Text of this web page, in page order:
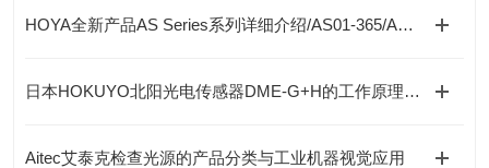
HOYA全新产品AS Series系列详细介绍/AS01-365/AS01-385/AS01-405
日本HOKUYO北阳光电传感器DME-G+H的工作原理是什么？
Aitec艾泰克检查光源的产品分类与工业机器视觉应用